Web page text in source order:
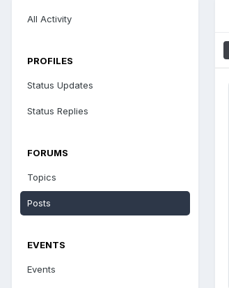
All Activity
PROFILES
Status Updates
Status Replies
FORUMS
Topics
Posts
EVENTS
Events